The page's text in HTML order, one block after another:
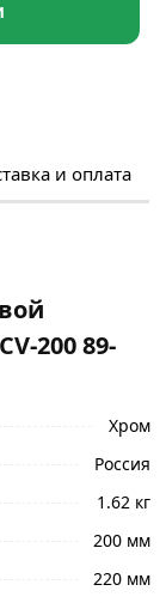
и оплата
200 89-
Хром
Россия
1.62 кг
200 мм
220 мм